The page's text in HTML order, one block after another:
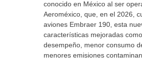
conocido en México al ser
Aeroméxico, que, en el 2026,
aviones Embraer 190, esta
características mejoradas
desempeño, menor consumo
menores emisiones